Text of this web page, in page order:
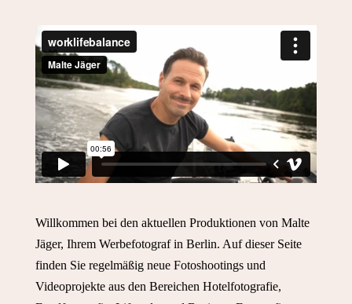
Willkommen bei den aktuellen Produktionen von Malte
Jäger, Ihrem Werbefotograf in Berlin. Auf dieser Seite
finden Sie regelmäßig neue Fotoshootings und
Videoprojekte aus den Bereichen Hotelfotografie,